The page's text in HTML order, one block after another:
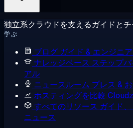
独立系クラウドを支えるガイドとチ
学ぶ
ブログ ガイド & エンジニ
ナレッジベース ステップ
アル
ニュースルーム プレス &
ホスティングを比較
すべてのリソース ガイド
ニュース